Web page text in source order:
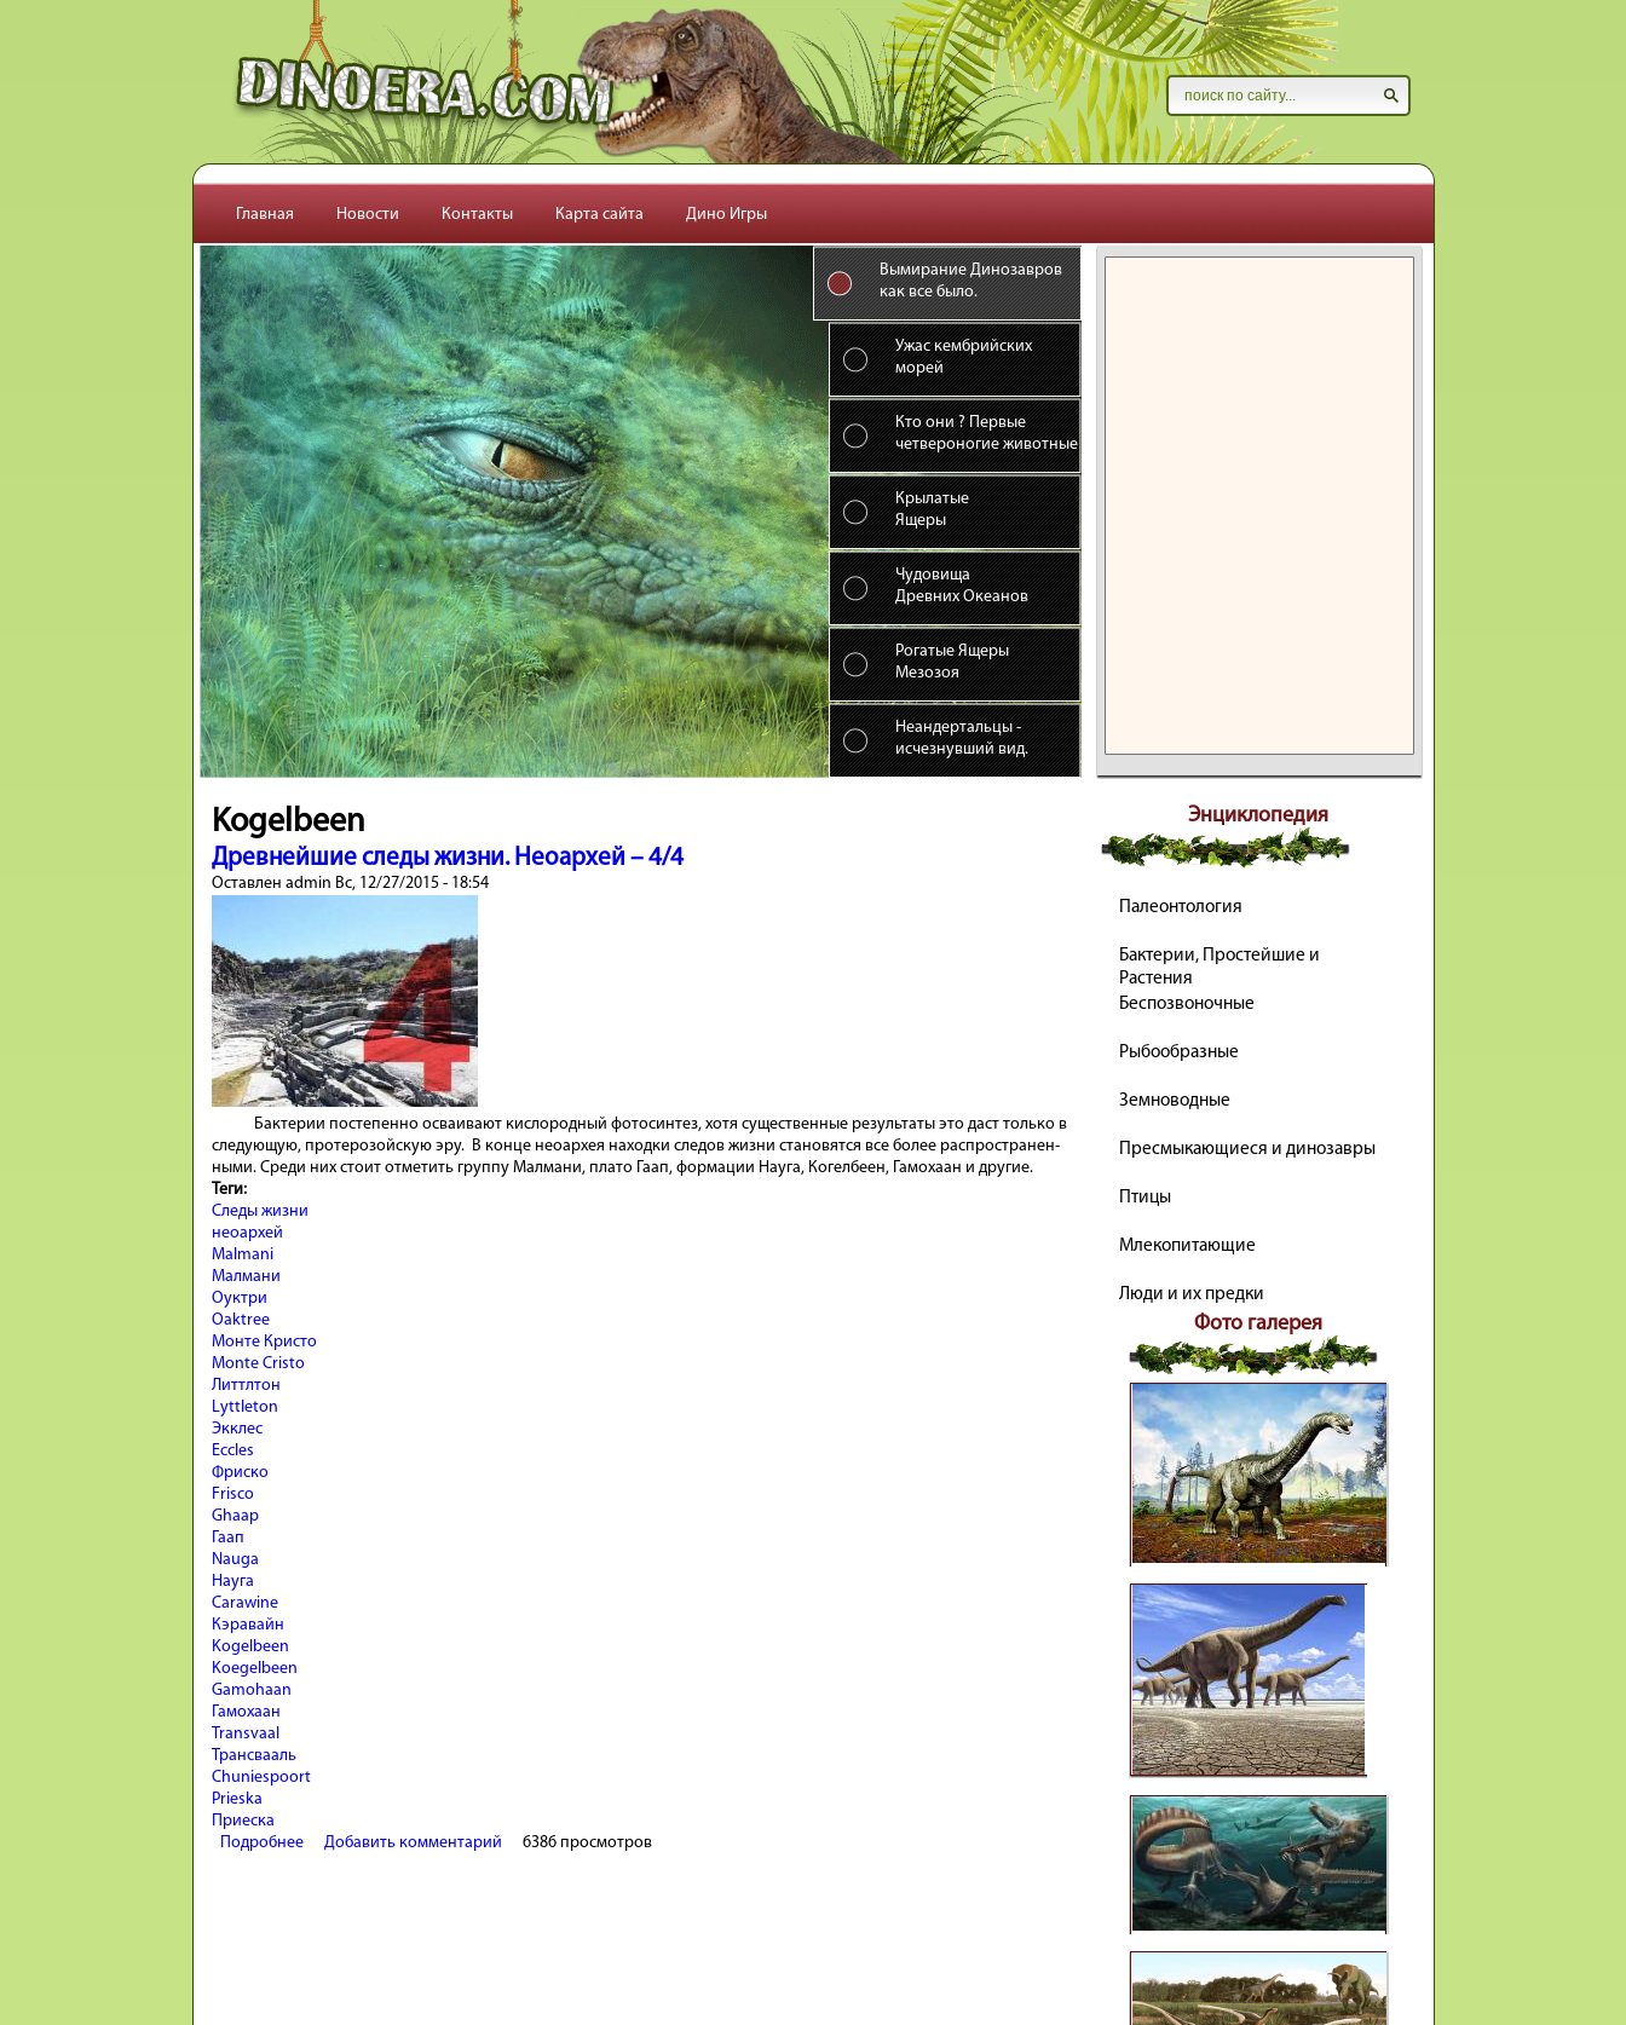
Перейти к основному содержанию
Форма поиска Найти
Главная Новости Контакты Карта сайта Дино Игры
Вымирание Динозавров
как все было.
Ужас кембрийских
морей
Кто они ? Первые
четвероногие животные
Крылатые
Ящеры
Чудовища
Древних Океанов
Рогатые Ящеры
Мезозоя
Неандертальцы -
исчезнувший вид.
Энциклопедия
Палеонтология
Бактерии, Простейшие и
Растения
Беспозвоночные
Рыбообразные
Земноводные
Пресмыкающиеся и динозавры
Птицы
Млекопитающие
Люди и их предки
Фото галерея
Kogelbeen
Древнейшие следы жизни. Неоархей – 4/4
Оставлен admin Вс, 12/27/2015 - 18:54
Бак­те­рии по­сте­пенно ос­ваи­вают ки­сло­род­ный фо­то­син­тез, хотя су­ще­ст­вен­ные ре­зультаты это даст только в
сле­дующую, про­те­ро­зой­скую эру. В конце не­оар­хея на­ходки сле­дов жизни ста­но­вятся все бо­лее рас­про­странен­
ными. Среди них стоит от­ме­тить группу Малмани, плато Гаап, форма­ции Науга, Ко­гел­беен, Га­мо­хаан и дру­гие.
Теги:
Следы жизни
неоархей
Malmani
Малмани
Оуктри
Oaktree
Монте Кристо
Monte Cristo
Литтлтон
Lyttleton
Экклес
Eccles
Фриско
Frisco
Ghaap
Гаап
Nauga
Науга
Carawine
Кэравайн
Kogelbeen
Koegelbeen
Gamohaan
Гамохаан
Transvaal
Трансвааль
Chuniespoort
Prieska
Приеска
Подробнеео Древнейшие следы жизни. Неоархей – 4/4
Добавить комментарий 6386 просмотров